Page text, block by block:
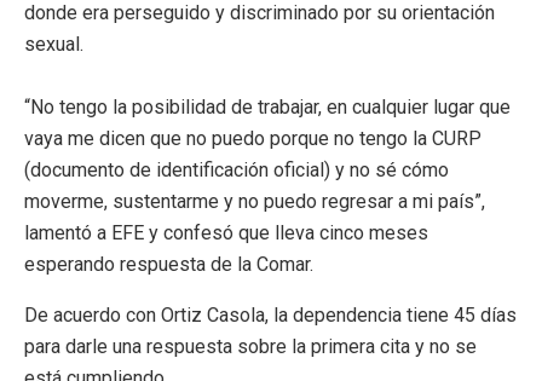
donde era perseguido y discriminado por su orientación
sexual.
“No tengo la posibilidad de trabajar, en cualquier lugar que
vaya me dicen que no puedo porque no tengo la CURP
(documento de identificación oficial) y no sé cómo
moverme, sustentarme y no puedo regresar a mi país”,
lamentó a EFE y confesó que lleva cinco meses
esperando respuesta de la Comar.
De acuerdo con Ortiz Casola, la dependencia tiene 45 días
para darle una respuesta sobre la primera cita y no se